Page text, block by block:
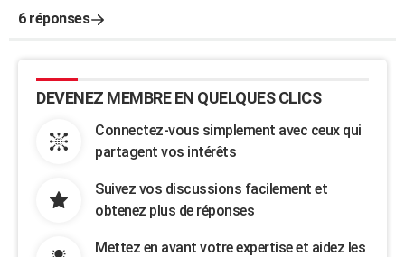
6 réponses
DEVENEZ MEMBRE EN QUELQUES CLICS
Connectez-vous simplement avec ceux qui
partagent vos intérêts
Suivez vos discussions facilement et
obtenez plus de réponses
Mettez en avant votre expertise et aidez les